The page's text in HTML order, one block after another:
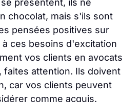
présentent, ils ne
chocolat, mais s'ils sont
pensées positives sur
ces besoins d'excitation
vos clients en avocats
faites attention. Ils doivent
car vos clients peuvent
comme acquis.